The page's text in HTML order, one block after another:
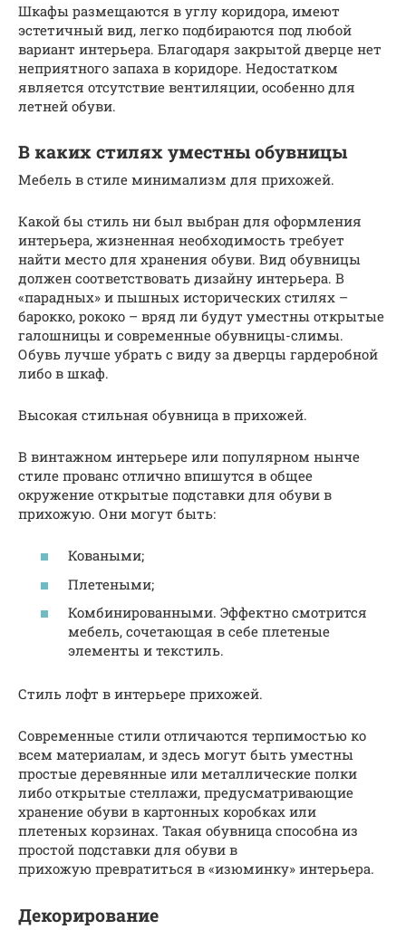
Шкафы размещаются в углу коридора, имеют
эстетичный вид, легко подбираются под любой
вариант интерьера. Благодаря закрытой дверце нет
неприятного запаха в коридоре. Недостатком
является отсутствие вентиляции, особенно для
летней обуви.
В каких стилях уместны обувницы
Мебель в стиле минимализм для прихожей.
Какой бы стиль ни был выбран для оформления
интерьера, жизненная необходимость требует
найти место для хранения обуви. Вид обувницы
должен соответствовать дизайну интерьера. В
«парадных» и пышных исторических стилях –
барокко, рококо – вряд ли будут уместны открытые
галошницы и современные обувницы-слимы.
Обувь лучше убрать с виду за дверцы гардеробной
либо в шкаф.
Высокая стильная обувница в прихожей.
В винтажном интерьере или популярном нынче
стиле прованс отлично впишутся в общее
окружение открытые подставки для обуви в
прихожую. Они могут быть:
Коваными;
Плетеными;
Комбинированными. Эффектно смотрится
мебель, сочетающая в себе плетеные
элементы и текстиль.
Стиль лофт в интерьере прихожей.
Современные стили отличаются терпимостью ко
всем материалам, и здесь могут быть уместны
простые деревянные или металлические полки
либо открытые стеллажи, предусматривающие
хранение обуви в картонных коробках или
плетеных корзинах. Такая обувница способна из
простой подставки для обуви в
прихожую превратиться в «изюминку» интерьера.
Декорирование